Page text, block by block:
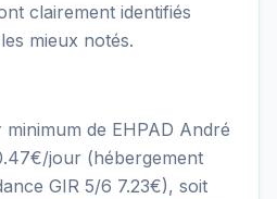
clairement identifiés
mieux notés.
de EHPAD André
jour (hébergement
GIR 5/6 7.23€), soit